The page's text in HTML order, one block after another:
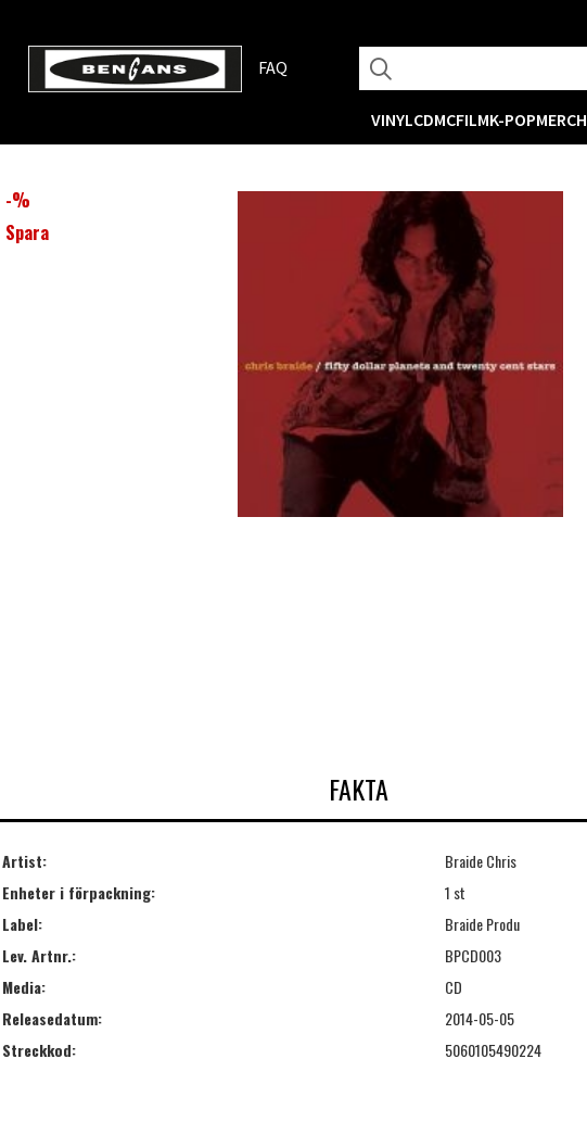
FAQ
VINYLCDMCFILMK-POPMERCH
-%
Spara
FAKTA
Artist:
Braide Chris
Enheter i förpackning:
1 st
Label:
Braide Produ
Lev. Artnr.:
BPCD003
Media:
CD
Releasedatum:
2014-05-05
Streckkod:
5060105490224